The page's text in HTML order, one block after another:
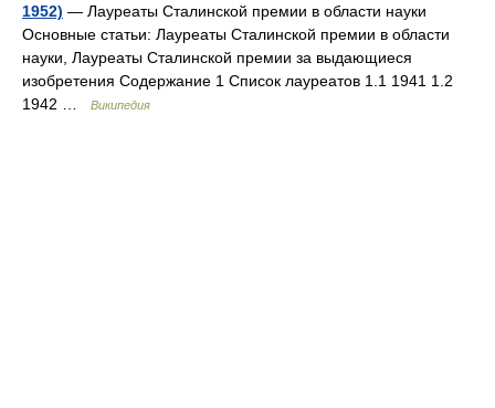
1952) — Лауреаты Сталинской премии в области науки
Основные статьи: Лауреаты Сталинской премии в области
науки, Лауреаты Сталинской премии за выдающиеся
изобретения Содержание 1 Список лауреатов 1.1 1941 1.2
1942 …
Википедия